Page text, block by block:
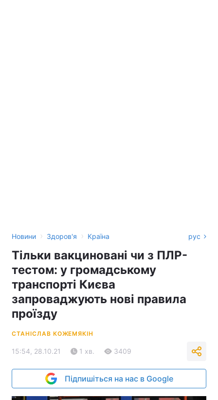
Новини › Здоров'я › Країна рус
Тільки вакциновані чи з ПЛР-
тестом: у громадському
транспорті Києва
запроваджують нові правила
проїзду
СТАНІСЛАВ КОЖЕМЯКІН
15:54, 28.10.21 1 хв. 3409
Підпишіться на нас в Google